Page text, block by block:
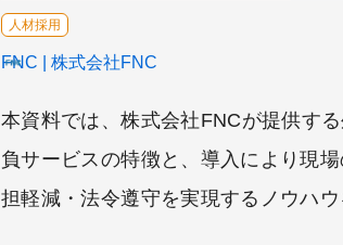
本資料では、株式会社FNCが提供す
負サービスの特徴と、導入により現
担軽減・法令遵守を実現するノウハウ
人材採用
FNC 株式会社FNC